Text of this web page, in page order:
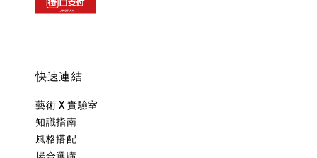
快速連結
藝術 X 實驗室
知識指南
風格搭配